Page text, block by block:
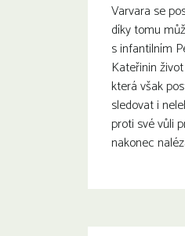
Varvara se
díky tomu
s infantilním
Kateřinin
která však
sledovat i
proti své vůli
nakonec